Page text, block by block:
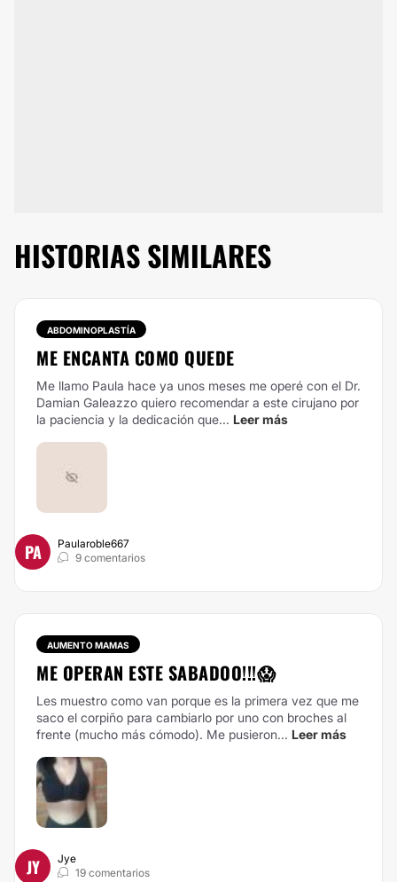
HISTORIAS SIMILARES
ABDOMINOPLASTÍA
ME ENCANTA COMO QUEDE
Me llamo Paula hace ya unos meses me operé con el Dr.
Damian Galeazzo quiero recomendar a este cirujano por
la paciencia y la dedicación que... Leer más
PA
Paularoble667
9 comentarios
AUMENTO MAMAS
ME OPERAN ESTE SABADOO!!!😱
Les muestro como van porque es la primera vez que me
saco el corpiño para cambiarlo por uno con broches al
frente (mucho más cómodo). Me pusieron... Leer más
JY
Jye
19 comentarios